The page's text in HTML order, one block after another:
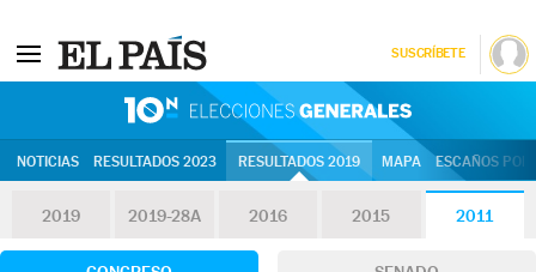
SUSCRÍBETE
NOTICIAS RESULTADOS 2023 RESULTADOS 2019 MAPA ESCAÑOS
2019 2019-28A 2016 2015 2011